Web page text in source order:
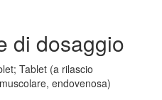
di dosaggio
Tablet (a rilascio
endovenosa)